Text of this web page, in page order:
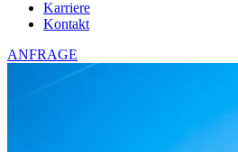
Karriere
Kontakt
ANFRAGE